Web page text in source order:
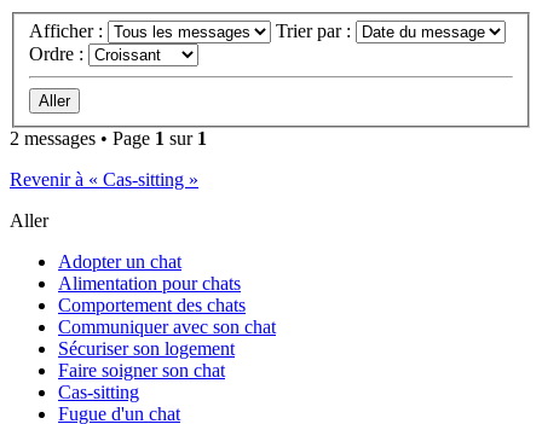
Afficher :
Trier par :
Ordre :
2 messages • Page 1 sur 1
Revenir à « Cas-sitting »
Aller
Adopter un chat
Alimentation pour chats
Comportement des chats
Communiquer avec son chat
Sécuriser son logement
Faire soigner son chat
Cas-sitting
Fugue d'un chat